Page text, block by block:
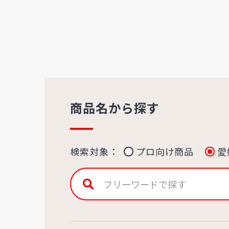
商品名から探す
検索対象： プロ向け商品